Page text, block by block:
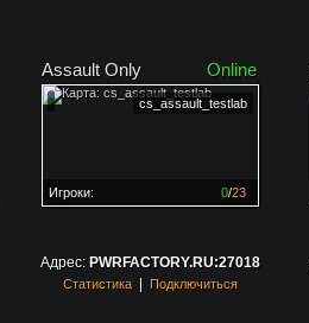
Assault Only Online
cs_assault_testlab
0/23
Игроки:
Адрес: PWRFACTORY.RU:27018
Статистика| Подключиться